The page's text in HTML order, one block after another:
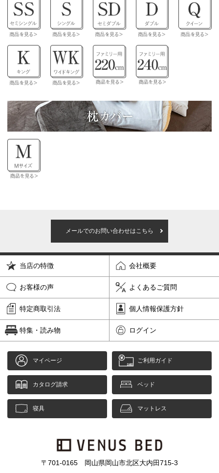
メールでのお問い合わせはこちら
当店の特徴 会社概要
お客様の声 よくあるご質問
特定商取引法 個人情報保護方針
特集・読み物 ログイン
マイページ ご利用ガイド
カタログ請求 ベッド
寝具 マットレス
〒701-0165 岡山県岡山市北区大内田715-3